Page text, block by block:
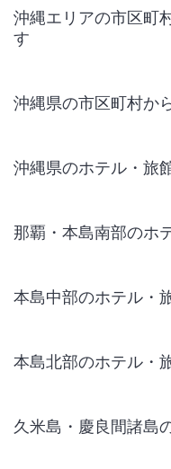
沖縄エリアの市区町
す
沖縄県の市区町村か
沖縄県のホテル・旅
那覇・本島南部のホ
本島中部のホテル・
本島北部のホテル・
久米島・慶良間諸島